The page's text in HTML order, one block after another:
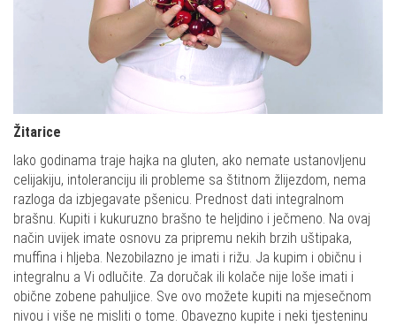
Žitarice
Iako godinama traje hajka na gluten, ako nemate ustanovljenu
celijakiju, intoleranciju ili probleme sa štitnom žlijezdom, nema
razloga da izbjegavate pšenicu. Prednost dati integralnom
brašnu. Kupiti i kukuruzno brašno te heljdino i ječmeno. Na ovaj
način uvijek imate osnovu za pripremu nekih brzih uštipaka,
muffina i hljeba. Nezobilazno je imati i rižu. Ja kupim i običnu i
integralnu a Vi odlučite. Za doručak ili kolače nije loše imati i
obične zobene pahuljice. Sve ovo možete kupiti na mjesečnom
nivou i više ne misliti o tome. Obavezno kupite i neki tjesteninu